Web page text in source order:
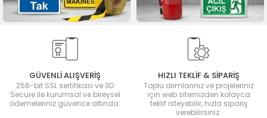
GÜVENLİ ALIŞVERİŞ
256-bit SSL sertifikası ve 3D
Secure ile kurumsal ve bireysel
ödemeleriniz güvence altında.
HIZLI TEKLİF & SİPARİŞ
Toplu alımlarınız ve projeleriniz
için web sitemizden kolayca
teklif isteyebilir, hızla sipariş
verebilirsiniz.